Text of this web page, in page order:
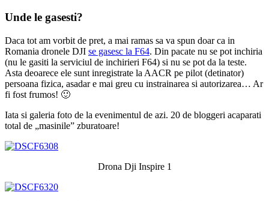
Unde le gasesti?
Daca tot am vorbit de pret, a mai ramas sa va spun doar ca in
Romania dronele DJI se gasesc la F64. Din pacate nu se pot inchiria
(nu le gasiti la serviciul de inchirieri F64) si nu se pot da la teste.
Asta deoarece ele sunt inregistrate la AACR pe pilot (detinator)
persoana fizica, asadar e mai greu cu instrainarea si autorizarea… Ar
fi fost frumos! 🙂
Iata si galeria foto de la evenimentul de azi. 20 de bloggeri acaparati
total de „masinile” zburatoare!
Drona Dji Inspire 1